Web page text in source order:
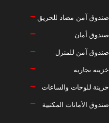
صندوق آمن مضاد للحريق
صندوق أمان
صندوق آمن للمنزل
خزينة تجارية
خزينة للوحات والساعات
صندوق الأمانات المكتبية